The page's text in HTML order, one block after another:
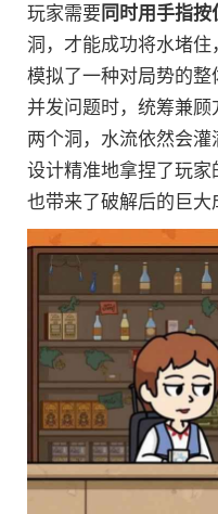
玩家需要 同时用手指
洞，才能成功将水堵
模拟了一种对局势的
并发问题时，统筹兼
两个洞，水流依然会
设计精准地拿捏了玩
也带来了破解后的巨大